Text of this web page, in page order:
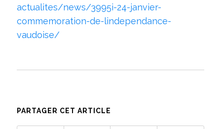
actualites/news/3995i-24-janvier-
commemoration-de-lindependance-
vaudoise/
PARTAGER CET ARTICLE